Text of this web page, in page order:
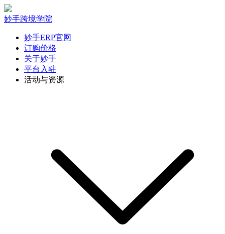
妙手跨境学院
妙手ERP官网
订购价格
关于妙手
平台入驻
活动与资源